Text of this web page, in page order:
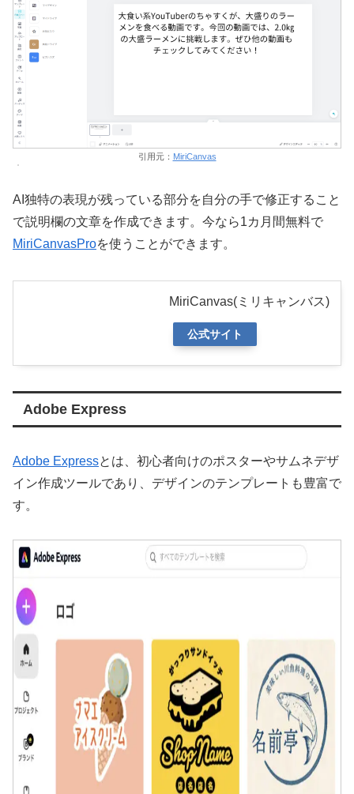
引用元： MiriCanvas
AI独特の表現が残っている部分を自分の手で修正すること
で説明欄の文章を作成できます。今なら1カ月間無料で
MiriCanvasProを使うことができます。
MiriCanvas(ミリキャンバス)
公式サイト
Adobe Express
Adobe Expressとは、初心者向けのポスターやサムネデザ
イン作成ツールであり、デザインのテンプレートも豊富で
す。